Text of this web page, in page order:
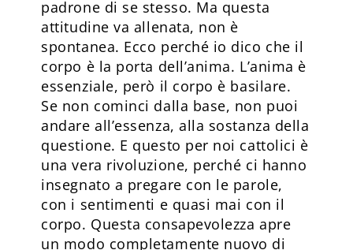
padrone di se stesso. Ma questa
attitudine va allenata, non è
spontanea. Ecco perché io dico che il
corpo è la porta dell’anima. L’anima è
essenziale, però il corpo è basilare.
Se non cominci dalla base, non puoi
andare all’essenza, alla sostanza della
questione. E questo per noi cattolici è
una vera rivoluzione, perché ci hanno
insegnato a pregare con le parole,
con i sentimenti e quasi mai con il
corpo. Questa consapevolezza apre
un modo completamente nuovo di